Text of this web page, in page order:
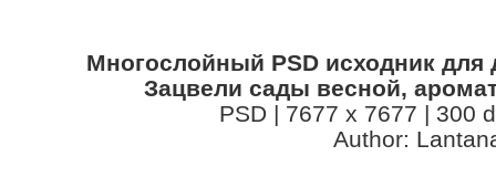
Многослойный PSD исходник
Зацвели сады весной,
PSD | 7677 x 7677 | 300
Author: